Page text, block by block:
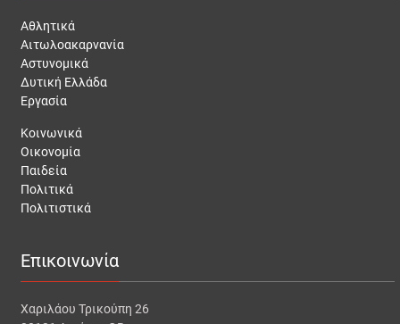
Αθλητικά
Αιτωλοακαρνανία
Αστυνομικά
Δυτική Ελλάδα
Εργασία
Κοινωνικά
Οικονομία
Παιδεία
Πολιτικά
Πολιτιστικά
Επικοινωνία
Χαριλάου Τρικούπη 26